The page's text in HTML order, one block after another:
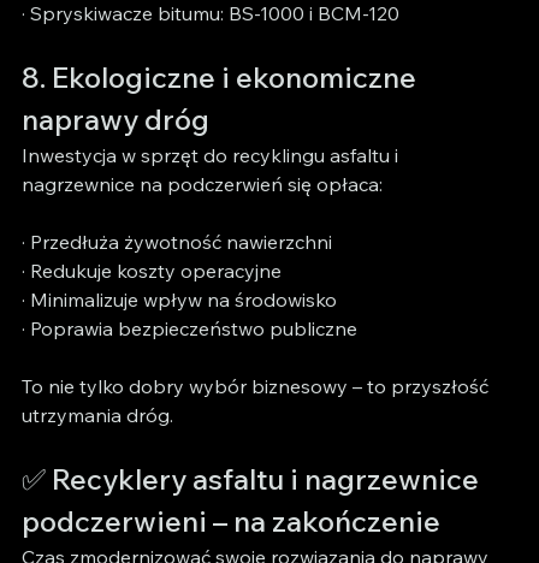
· Spryskiwacze bitumu: BS-1000 i BCM-120
8. Ekologiczne i ekonomiczne
naprawy dróg
Inwestycja w sprzęt do recyklingu asfaltu i
nagrzewnice na podczerwień się opłaca:
· Przedłuża żywotność nawierzchni
· Redukuje koszty operacyjne
· Minimalizuje wpływ na środowisko
· Poprawia bezpieczeństwo publiczne
To nie tylko dobry wybór biznesowy – to przyszłość
utrzymania dróg.
✅ Recyklery asfaltu i nagrzewnice
podczerwieni – na zakończenie
Czas zmodernizować swoje rozwiązania do naprawy